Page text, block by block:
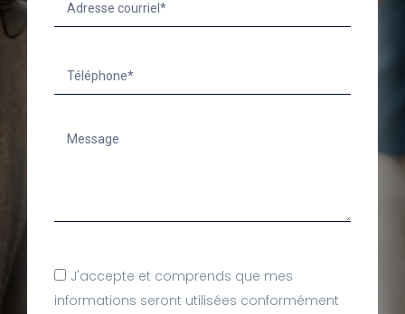
J'accepte et comprends que mes
informations seront utilisées conformément